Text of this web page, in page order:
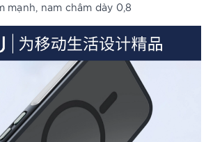
mạnh, nam châm dày 0,8